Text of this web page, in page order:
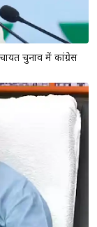
चुनाव में कांग्रेस